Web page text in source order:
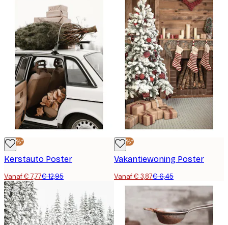
-40%*
Kerstauto Poster
Vanaf € 7,77€ 12,95
-40%*
Vakantiewoning Poster
Vanaf € 3,87€ 6,45